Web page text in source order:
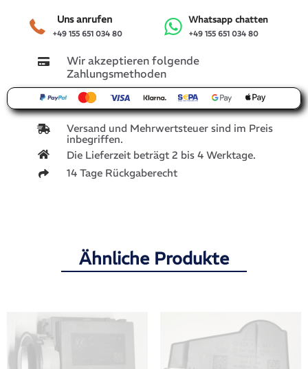
+49 155 651 034 80
Uns anrufen
+49 155 651 034 80
Whatsapp chatten
Wir akzeptieren folgende
Zahlungsmethoden
Versand und Mehrwertsteuer sind im Preis
inbegriffen.
Die Lieferzeit beträgt 2 bis 4 Werktage.
14 Tage Rückgaberecht
Ähnliche Produkte